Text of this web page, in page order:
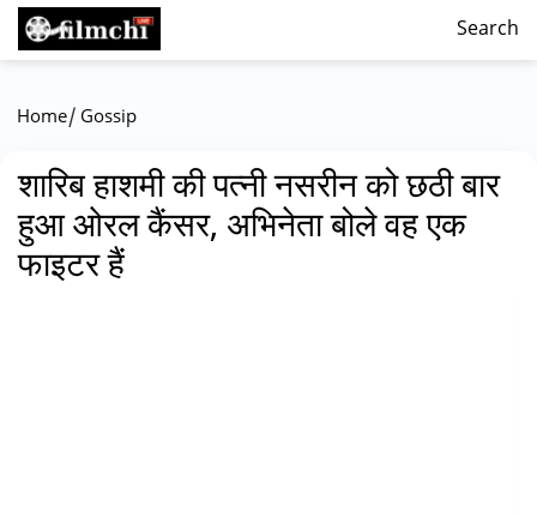
Search
Home/ Gossip
शारिब हाशमी की पत्नी नसरीन को छठी बार
हुआ ओरल कैंसर, अभिनेता बोले वह एक
फाइटर हैं